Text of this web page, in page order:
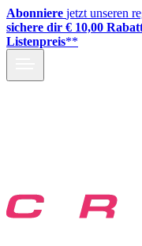
Abonniere jetzt unseren
sichere dir € 10,00
Listenpreis**